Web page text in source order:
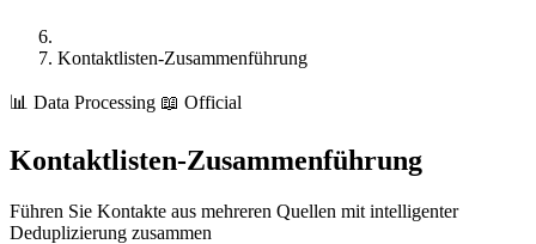
Kontaktlisten-Zusammenführung
📊 Data Processing 📖 Official
Kontaktlisten-Zusammenführung
Führen Sie Kontakte aus mehreren Quellen mit intelligenter
Deduplizierung zusammen